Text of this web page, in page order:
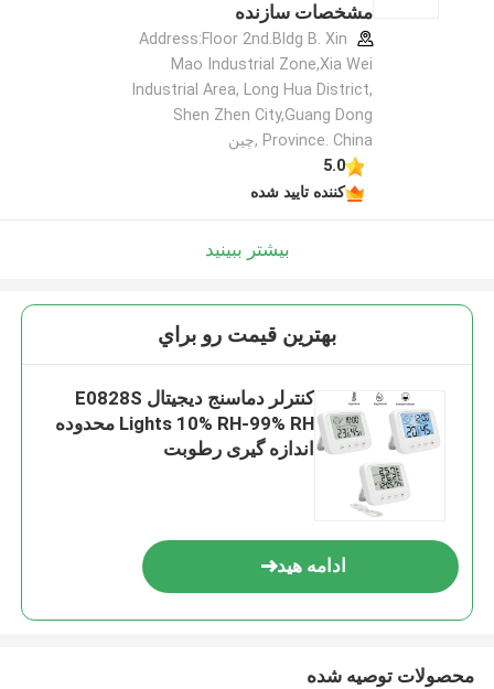
مشخصات سازنده
Address:Floor 2nd.Bldg B. Xin
Mao Industrial Zone,Xia Wei
Industrial Area, Long Hua District,
Shen Zhen City,Guang Dong
Province. China ,چین
5.0
کننده تایید شده
بیشتر ببینید
بهترين قيمت رو براي
کنترلر دماسنج دیجیتال E0828S
Lights 10% RH-99% RH محدوده
اندازه گیری رطوبت
ادامه هید
محصولات توصیه شده